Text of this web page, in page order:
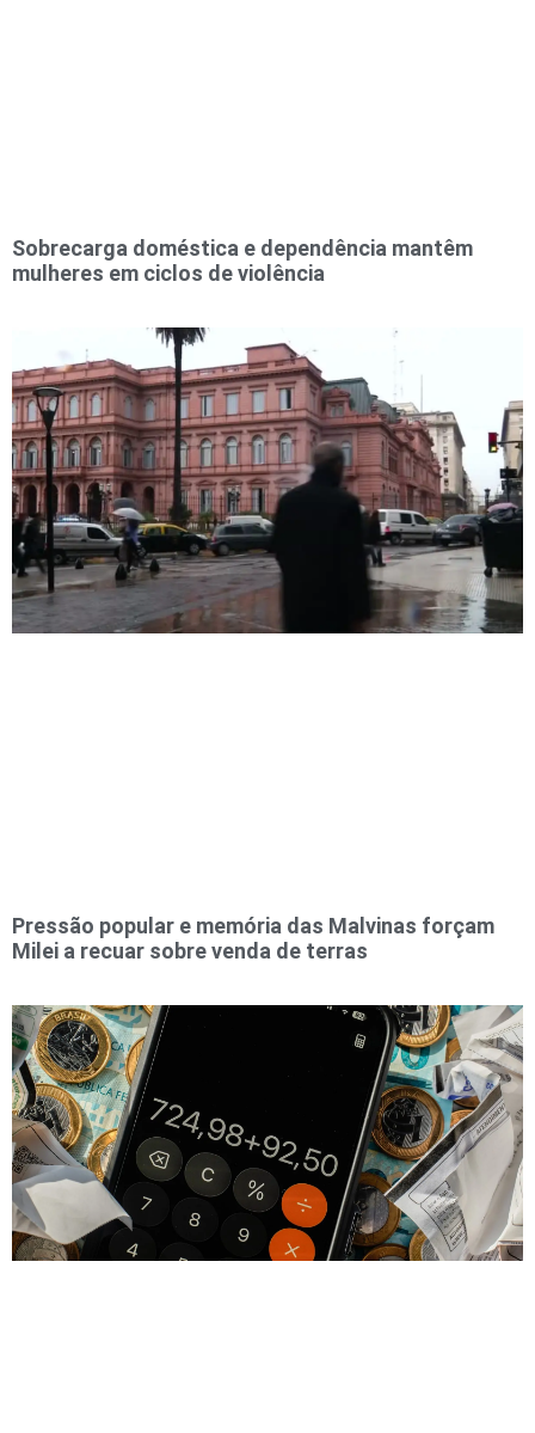
Sobrecarga doméstica e dependência mantêm
mulheres em ciclos de violência
Pressão popular e memória das Malvinas forçam
Milei a recuar sobre venda de terras